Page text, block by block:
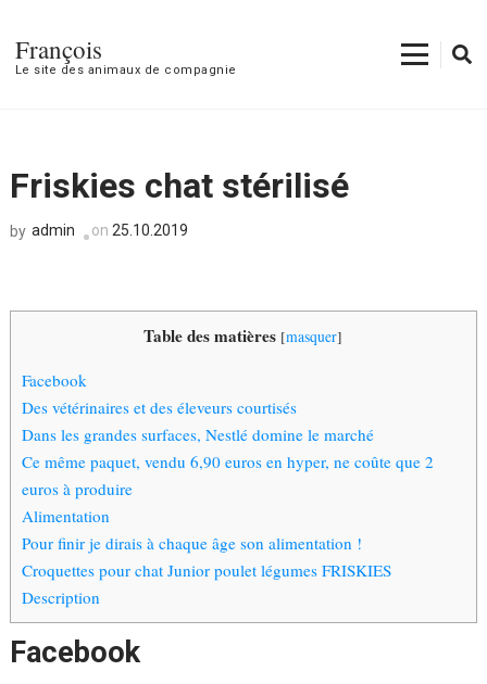
François
Le site des animaux de compagnie
Friskies chat stérilisé
by admin on 25.10.2019
Table des matières [masquer]
Facebook
Des vétérinaires et des éleveurs courtisés
Dans les grandes surfaces, Nestlé domine le marché
Ce même paquet, vendu 6,90 euros en hyper, ne coûte que 2
euros à produire
Alimentation
Pour finir je dirais à chaque âge son alimentation !
Croquettes pour chat Junior poulet légumes FRISKIES
Description
Facebook